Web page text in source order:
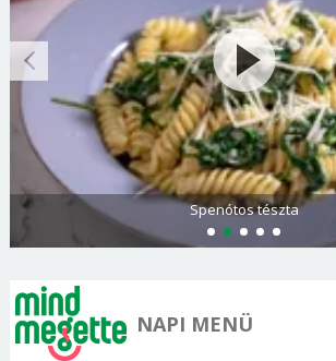
Spenótos tészta
NAPI MENÜ